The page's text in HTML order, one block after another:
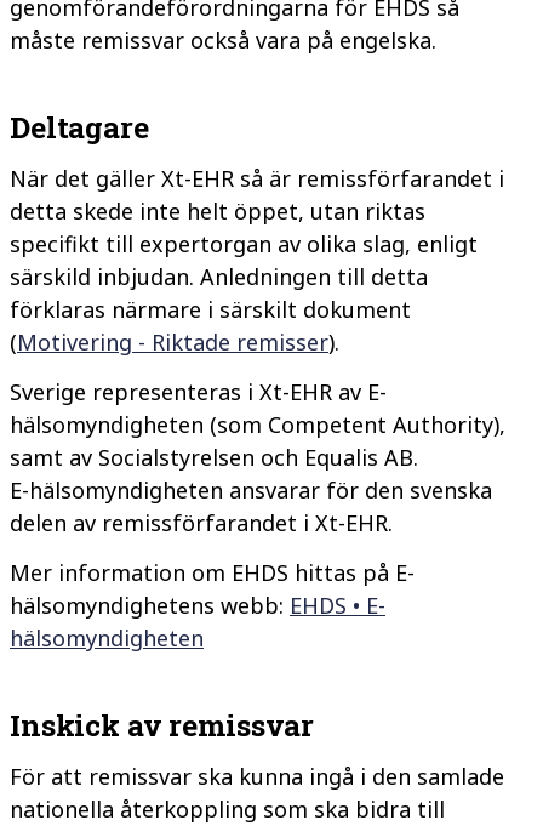
genomförandeförordningarna för EHDS så
måste remissvar också vara på engelska.
Deltagare
När det gäller Xt-EHR så är remissförfarandet i
detta skede inte helt öppet, utan riktas
specifikt till expertorgan av olika slag, enligt
särskild inbjudan. Anledningen till detta
förklaras närmare i särskilt dokument
(Motivering - Riktade remisser).
Sverige representeras i Xt-EHR av E-
hälsomyndigheten (som Competent Authority),
samt av Socialstyrelsen och Equalis AB.
E-hälsomyndigheten ansvarar för den svenska
delen av remissförfarandet i Xt-EHR.
Mer information om EHDS hittas på E-
hälsomyndighetens webb: EHDS • E-
hälsomyndigheten
Inskick av remissvar
För att remissvar ska kunna ingå i den samlade
nationella återkoppling som ska bidra till